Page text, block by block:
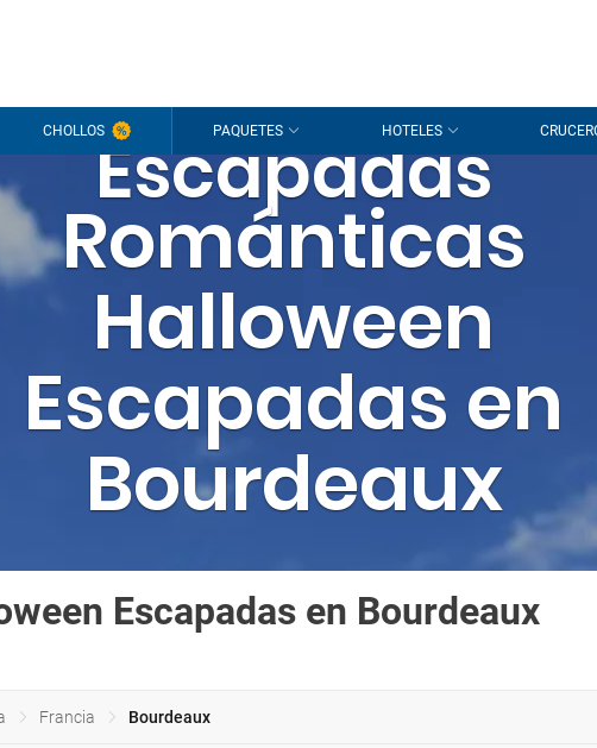
CHOLLOS PAQUETES HOTELES
Escapadas
Románticas
Halloween
Escapadas en
Bourdeaux
Escapadas en Bourdeaux
Francia Bourdeaux